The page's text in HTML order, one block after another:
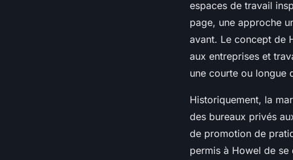
espaces de travail
page, une approche
avant. Le concept de
aux entreprises et
une courte ou longue
Historiquement, la
des bureaux privés
de promotion de
permis à Howel de